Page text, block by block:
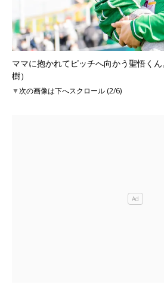
ママに抱かれてピッチへ向かう聖悟く
樹）
▼次の画像は下へスクロール (2/6)